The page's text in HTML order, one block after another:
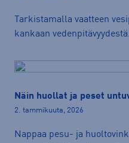
Tarkistamalla vaatteen
kankaan vedenpitävyydestä.
Näin huollat ja peset
2. tammikuuta, 2026
Nappaa pesu- ja